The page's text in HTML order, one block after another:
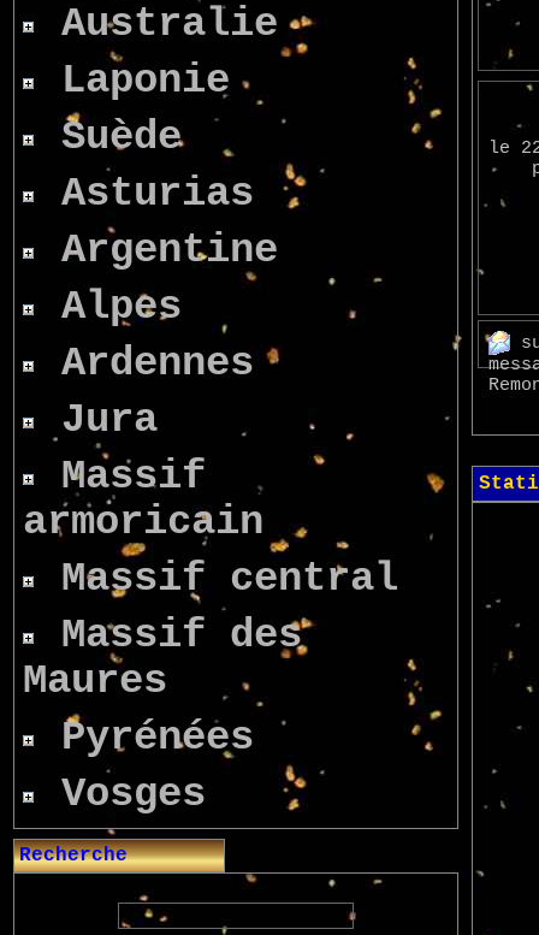
Australie
Laponie
Suède
Asturias
Argentine
Alpes
Ardennes
Jura
Massif
armoricain
Massif central
Massif des
Maures
Pyrénées
Vosges
Recherche
le